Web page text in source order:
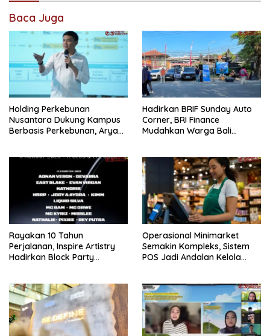
Baca Juga
Holding Perkebunan
Nusantara Dukung Kampus
Berbasis Perkebunan, Arya
Pertama Magister ITSI
Hadirkan BRIF Sunday Auto
Corner, BRI Finance
Mudahkan Warga Bali
Rayakan 10 Tahun
Perjalanan, Inspire Artistry
Hadirkan Block Party
Operasional Minimarket
Semakin Kompleks, Sistem
POS Jadi Andalan Kelola